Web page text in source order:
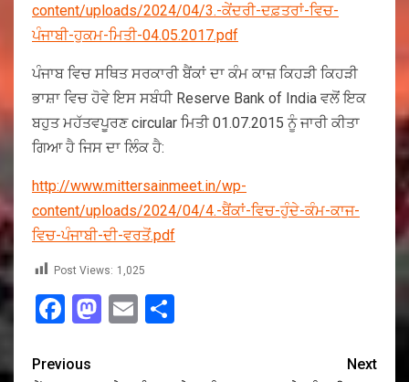
content/uploads/2024/04/3.-ਕੇਂਦਰੀ-ਦਫ਼ਤਰਾਂ-ਵਿਚ-
ਪੰਜਾਬੀ-ਹੁਕਮ-ਮਿਤੀ-04.05.2017.pdf
ਪੰਜਾਬ ਵਿਚ ਸਥਿਤ ਸਰਕਾਰੀ ਬੈਂਕਾਂ ਦਾ ਕੰਮ ਕਾਜ਼ ਕਿਹੜੀ ਕਿਹੜੀ
ਭਾਸ਼ਾ ਵਿਚ ਹੋਵੇ ਇਸ ਸਬੰਧੀ Reserve Bank of India ਵਲੋਂ ਇਕ
ਬਹੁਤ ਮਹੱਤਵਪੂਰਣ circular ਮਿਤੀ 01.07.2015 ਨੂੰ ਜਾਰੀ ਕੀਤਾ
ਗਿਆ ਹੈ ਜਿਸ ਦਾ ਲਿੰਕ ਹੈ:
http://www.mittersainmeet.in/wp-
content/uploads/2024/04/4.-ਬੈਂਕਾਂ-ਵਿਚ-ਹੁੰਦੇ-ਕੰਮ-ਕਾਜ-
ਵਿਚ-ਪੰਜਾਬੀ-ਦੀ-ਵਰਤੋਂ.pdf
Post Views: 1,025
Facebook
Mastodon
Email
Previous
Next